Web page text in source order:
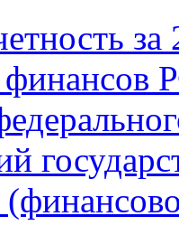
за